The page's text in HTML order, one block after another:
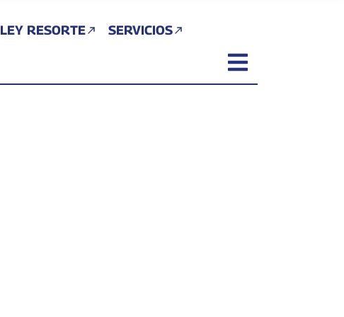
LEY RESORTE SERVICIOS